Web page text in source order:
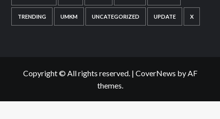
TRENDING UMKM UNCATEGORIZED UPDATE X
Copyright © All rights reserved. | CoverNews by AF
themes.